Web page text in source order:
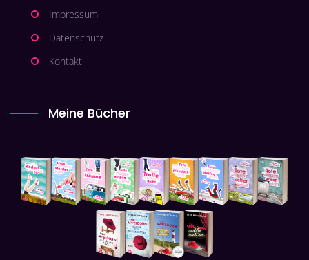
Impressum
Datenschutz
Kontakt
Meine Bücher